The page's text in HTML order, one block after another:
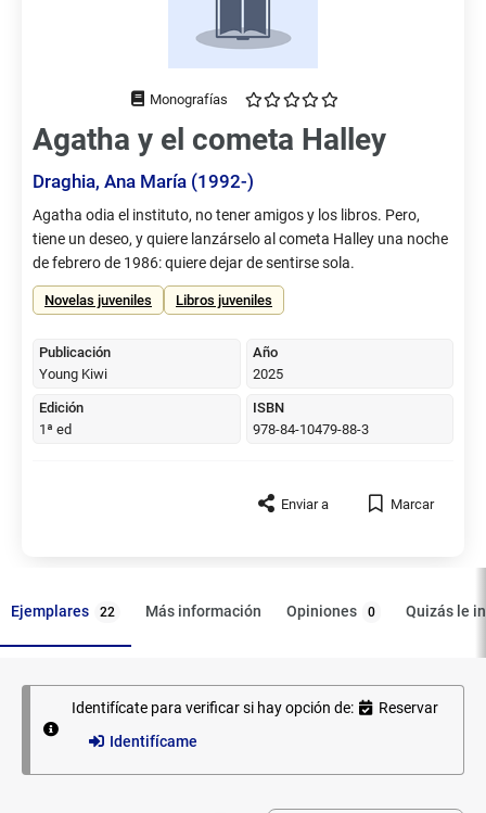
Tipo
documento
Agatha y el cometa Halley
Draghia, Ana María (1992-)
Sumario,
etc.
Agatha odia el instituto, no tener amigos y los libros. Pero,
tiene un deseo, y quiere lanzárselo al cometa Halley una noche
de febrero de 1986: quiere dejar de sentirse sola.
Novelas juveniles Libros juveniles
Publicación
Young Kiwi
Año
2025
Edición
1ª ed
ISBN
978-84-10479-88-3
Enviar a Marcar
Ejemplares 22 Más información Opiniones 0 Quizás le
Ejemplares
Identifícate para verificar si hay opción de:
Reservar
Identifícame